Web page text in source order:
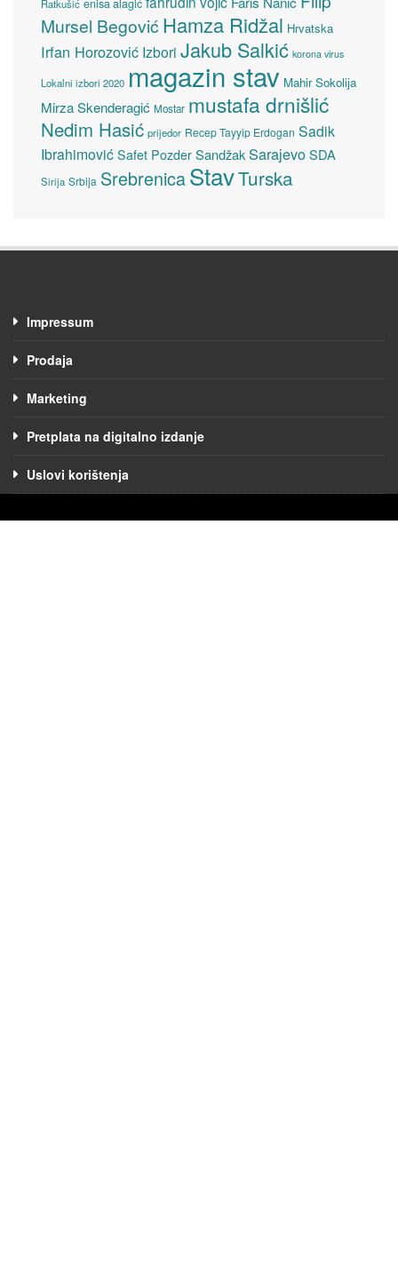
Ratkušić enisa alagić
Mursel Begović Hamza Ridžal Hrvatska
Irfan Horozović Izbori Jakub Salkić korona virus
Lokalni izbori 2020 magazin stav Mahir Sokolija
Mirza Skenderagić Mostar mustafa drnišlić
Nedim Hasić prijedor Recep Tayyip Erdogan Sadik
Ibrahimović Safet Pozder SandžakSarajevoSDA
Sirija Srbija SrebrenicaStavTurska
Impressum
Prodaja
Marketing
Pretplata na digitalno izdanje
Uslovi korištenja